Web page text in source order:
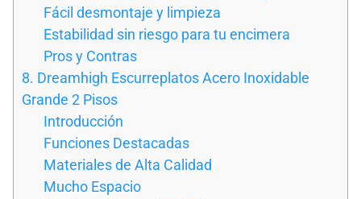
Fácil desmontaje y limpieza
Estabilidad sin riesgo para tu encimera
Pros y Contras
8. Dreamhigh Escurreplatos Acero Inoxidable
Grande 2 Pisos
Introducción
Funciones Destacadas
Materiales de Alta Calidad
Mucho Espacio